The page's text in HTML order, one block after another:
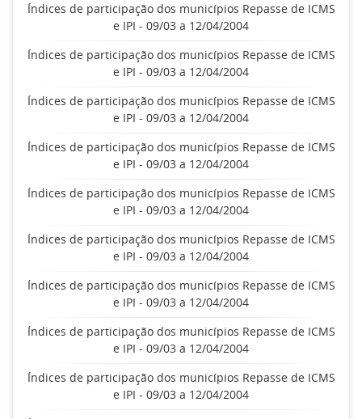
Índices de participação dos municípios Repasse de ICMS
e IPI - 09/03 a 12/04/2004
Índices de participação dos municípios Repasse de ICMS
e IPI - 09/03 a 12/04/2004
Índices de participação dos municípios Repasse de ICMS
e IPI - 09/03 a 12/04/2004
Índices de participação dos municípios Repasse de ICMS
e IPI - 09/03 a 12/04/2004
Índices de participação dos municípios Repasse de ICMS
e IPI - 09/03 a 12/04/2004
Índices de participação dos municípios Repasse de ICMS
e IPI - 09/03 a 12/04/2004
Índices de participação dos municípios Repasse de ICMS
e IPI - 09/03 a 12/04/2004
Índices de participação dos municípios Repasse de ICMS
e IPI - 09/03 a 12/04/2004
Índices de participação dos municípios Repasse de ICMS
e IPI - 09/03 a 12/04/2004